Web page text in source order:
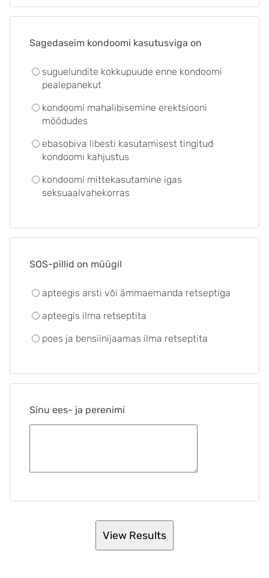
Sagedaseim kondoomi kasutusviga on
suguelundite kokkupuude enne kondoomi
pealepanekut
kondoomi mahalibisemine erektsiooni
möödudes
ebasobiva libesti kasutamisest tingitud
kondoomi kahjustus
kondoomi mittekasutamine igas
seksuaalvahekorras
SOS-pillid on müügil
apteegis arsti või ämmaemanda retseptiga
apteegis ilma retseptita
poes ja bensiinijaamas ilma retseptita
Sinu ees- ja perenimi